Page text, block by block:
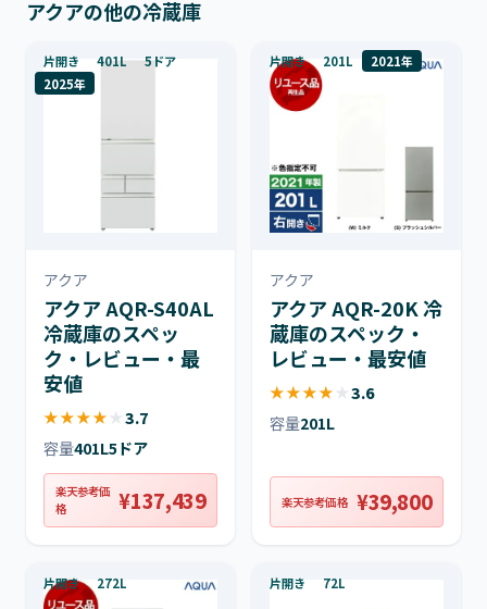
アクアの他の冷蔵庫
片開き 401L
5ドア
2025年
アクア
アクア AQR-S40AL
冷蔵庫のスペッ
ク・レビュー・最
安値
★★★★ ★ 3.7
容量401L5ドア
楽天参考価
格
¥137,439
片開き 201L 2021年
アクア
アクア AQR-20K 冷
蔵庫のスペック・
レビュー・最安値
★★★★ ★ 3.6
容量201L
楽天参考価格 ¥39,800
片開き 272L 片開き 72L